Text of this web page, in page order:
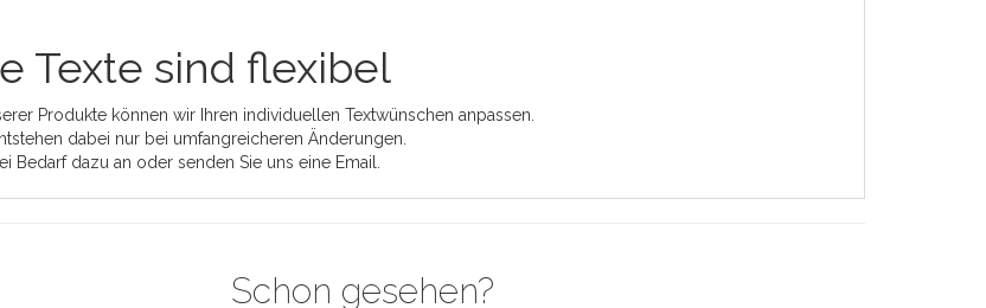
Texte sind flexibel
Produkte können wir Ihren individuellen Textwünschen anpassen.
dabei nur bei umfangreicheren Änderungen.
Bedarf dazu an oder senden Sie uns eine Email.
Schon gesehen?